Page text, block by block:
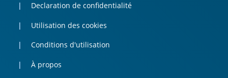
Declaration de confidentialité
Utilisation des cookies
Conditions d'utilisation
À propos